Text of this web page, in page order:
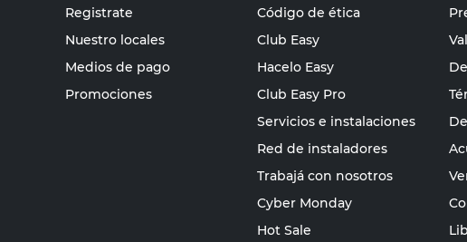
Registrate
Nuestro locales
Medios de pago
Promociones
Código de ética
Club Easy
Hacelo Easy
Club Easy Pro
Servicios e instalaciones
Red de instaladores
Trabajá con nosotros
Cyber Monday
Hot Sale